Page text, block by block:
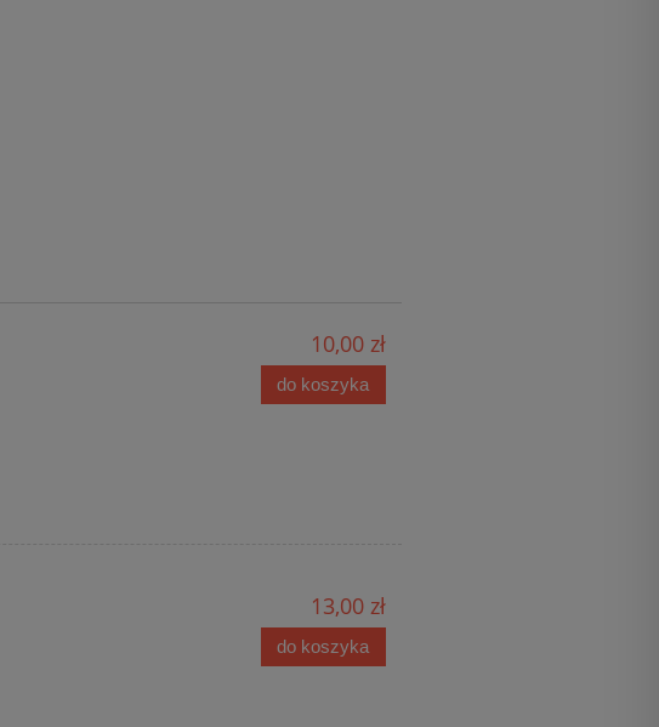
10,00 zł
do koszyka
13,00 zł
do koszyka